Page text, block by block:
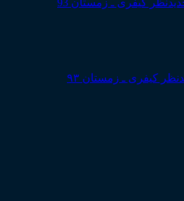
کیفری ـ زمستان ۹۳